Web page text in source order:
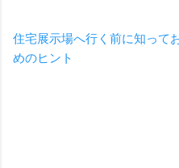
住宅展示場へ行く前に知って
めのヒント